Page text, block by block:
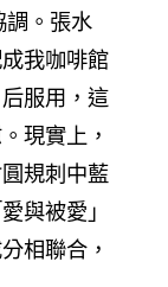
調。張水
我咖啡館
服用，這
現實上，
規刺中藍
與被愛」
相聯合，